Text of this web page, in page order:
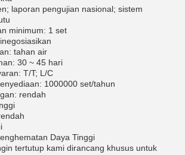
laporan pengujian nasional; sistem
minimum: 1 set
tahan air
30 ~ 45 hari
T/T; L/C
1000000 set/tahun
rendah
Daya Tinggi
tertutup kami dirancang khusus untuk